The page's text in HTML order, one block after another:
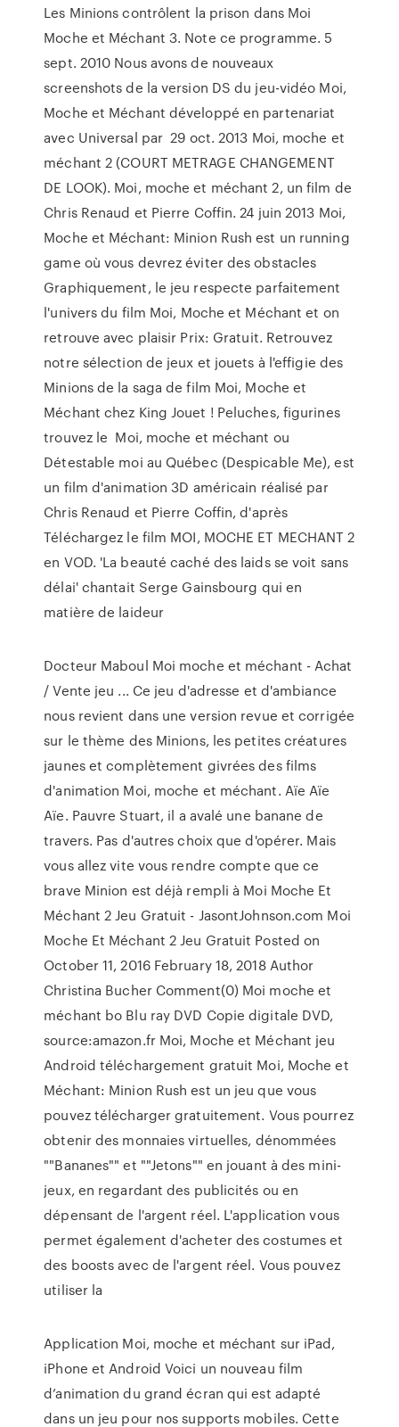
Les Minions contrôlent la prison dans Moi
Moche et Méchant 3. Note ce programme. 5
sept. 2010 Nous avons de nouveaux
screenshots de la version DS du jeu-vidéo Moi,
Moche et Méchant développé en partenariat
avec Universal par 29 oct. 2013 Moi, moche et
méchant 2 (COURT METRAGE CHANGEMENT
DE LOOK). Moi, moche et méchant 2, un film de
Chris Renaud et Pierre Coffin. 24 juin 2013 Moi,
Moche et Méchant: Minion Rush est un running
game où vous devrez éviter des obstacles
Graphiquement, le jeu respecte parfaitement
l'univers du film Moi, Moche et Méchant et on
retrouve avec plaisir Prix: Gratuit. Retrouvez
notre sélection de jeux et jouets à l'effigie des
Minions de la saga de film Moi, Moche et
Méchant chez King Jouet ! Peluches, figurines
trouvez le Moi, moche et méchant ou
Détestable moi au Québec (Despicable Me), est
un film d'animation 3D américain réalisé par
Chris Renaud et Pierre Coffin, d'après
Téléchargez le film MOI, MOCHE ET MECHANT 2
en VOD. 'La beauté caché des laids se voit sans
délai' chantait Serge Gainsbourg qui en
matière de laideur
Docteur Maboul Moi moche et méchant - Achat
/ Vente jeu ... Ce jeu d'adresse et d'ambiance
nous revient dans une version revue et corrigée
sur le thème des Minions, les petites créatures
jaunes et complètement givrées des films
d'animation Moi, moche et méchant. Aïe Aïe
Aïe. Pauvre Stuart, il a avalé une banane de
travers. Pas d'autres choix que d'opérer. Mais
vous allez vite vous rendre compte que ce
brave Minion est déjà rempli à Moi Moche Et
Méchant 2 Jeu Gratuit - JasontJohnson.com Moi
Moche Et Méchant 2 Jeu Gratuit Posted on
October 11, 2016 February 18, 2018 Author
Christina Bucher Comment(0) Moi moche et
méchant bo Blu ray DVD Copie digitale DVD,
source:amazon.fr Moi, Moche et Méchant jeu
Android téléchargement gratuit Moi, Moche et
Méchant: Minion Rush est un jeu que vous
pouvez télécharger gratuitement. Vous pourrez
obtenir des monnaies virtuelles, dénommées
""Bananes"" et ""Jetons"" en jouant à des mini-
jeux, en regardant des publicités ou en
dépensant de l'argent réel. L'application vous
permet également d'acheter des costumes et
des boosts avec de l'argent réel. Vous pouvez
utiliser la
Application Moi, moche et méchant sur iPad,
iPhone et Android Voici un nouveau film
d’animation du grand écran qui est adapté
dans un jeu pour nos supports mobiles. Cette